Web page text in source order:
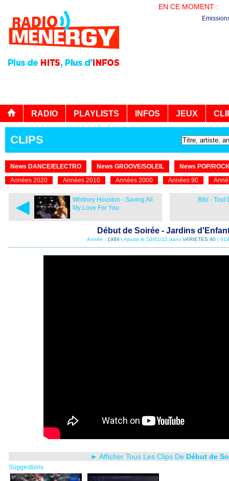
EN CE MOMENT :
RADIO PLAYLISTS INFOS JEUX
CLIPS
News DANCE/ELECTRO News GROOVE/SOLEIL
News POP/
Années 2020
Années 2010 Années 2000 Années 90
◄
Whitney Houston - Saving All
My Love For You
Bibi - Tout
Début de Soirée - Jardins
Année : 1989 | Ajouté le 10/01/12 dans VARIETES 80|
► Afficher Tous Les Clips De Début de
Suggestions